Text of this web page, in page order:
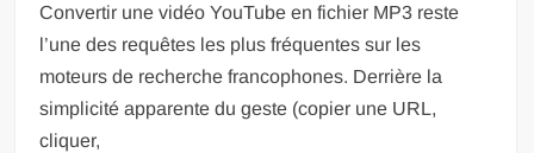
Convertir une vidéo YouTube en fichier MP3 reste
l’une des requêtes les plus fréquentes sur les
moteurs de recherche francophones. Derrière la
simplicité apparente du geste (copier une URL,
cliquer,